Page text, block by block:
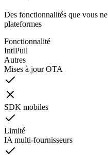
Des fonctionnalités que vous
plateformes
Fonctionnalité
IntlPull
Autres
Mises à jour OTA
SDK mobiles
Limité
IA multi-fournisseurs